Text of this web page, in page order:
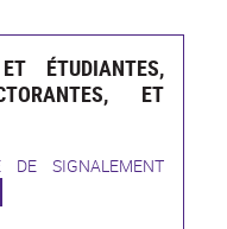
ÉTUDIANTES,
ET
DE SIGNALEMENT